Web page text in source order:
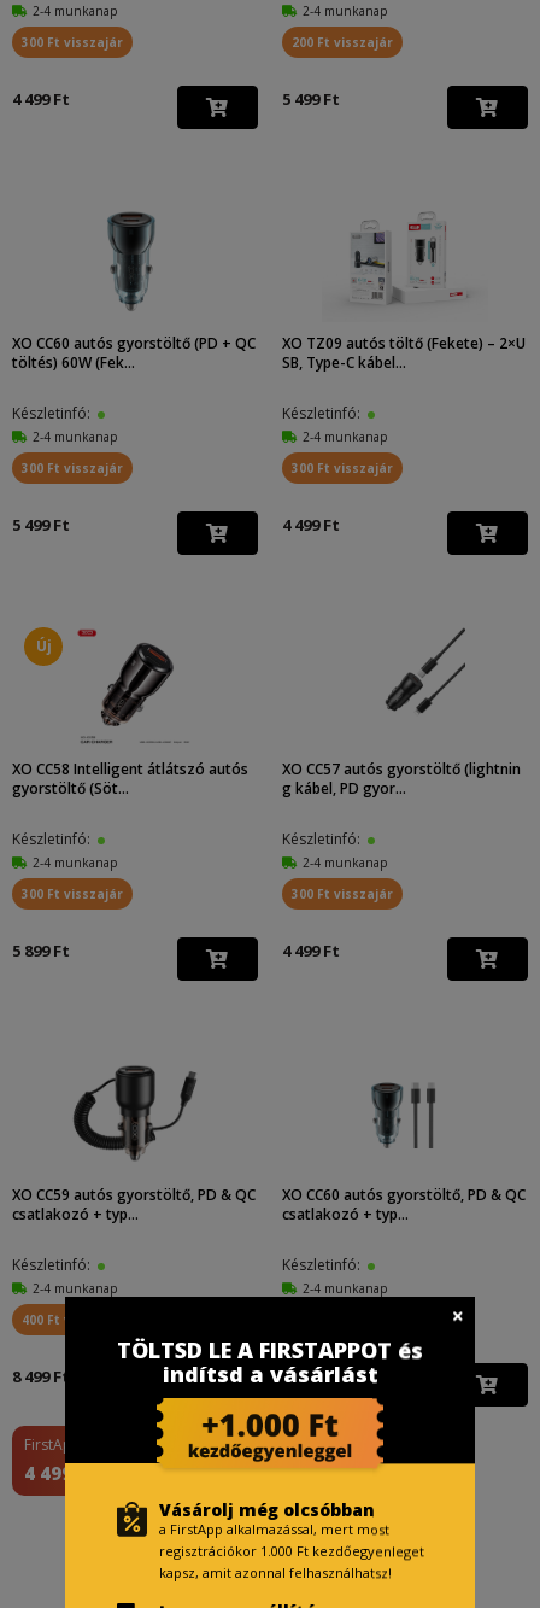
2-4 munkanap
300 Ft visszajár
4 499 Ft
2-4 munkanap
200 Ft visszajár
5 499 Ft
XO CC60 autós gyorstöltő (PD + QC
töltés) 60W (Fek...
Készletinfó:
2-4 munkanap
300 Ft visszajár
5 499 Ft
XO TZ09 autós töltő (Fekete) – 2×U
SB, Type-C kábel...
Készletinfó:
2-4 munkanap
300 Ft visszajár
4 499 Ft
Új
XO CC58 Intelligent átlátszó autós
gyorstöltő (Söt...
Készletinfó:
2-4 munkanap
300 Ft visszajár
5 899 Ft
XO CC57 autós gyorstöltő (lightnin
g kábel, PD gyor...
Készletinfó:
2-4 munkanap
300 Ft visszajár
4 499 Ft
XO CC59 autós gyorstöltő, PD & QC
csatlakozó + typ...
Készletinfó:
2-4 munkanap
400 Ft visszajár
8 499 Ft
FirstApp ár
4 499 Ft
XO CC60 autós gyorstöltő, PD & QC
csatlakozó + typ...
Készletinfó:
2-4 munkanap
6 499 Ft
TÖLTSD LE A FIRSTAPPOT és
indítsd a vásárlást
Vásárolj még olcsóbban
a FirstApp alkalmazással, mert most
regisztrációkor 1.000 Ft kezdőegyenleget
kapsz, amit azonnal felhasználhatsz!